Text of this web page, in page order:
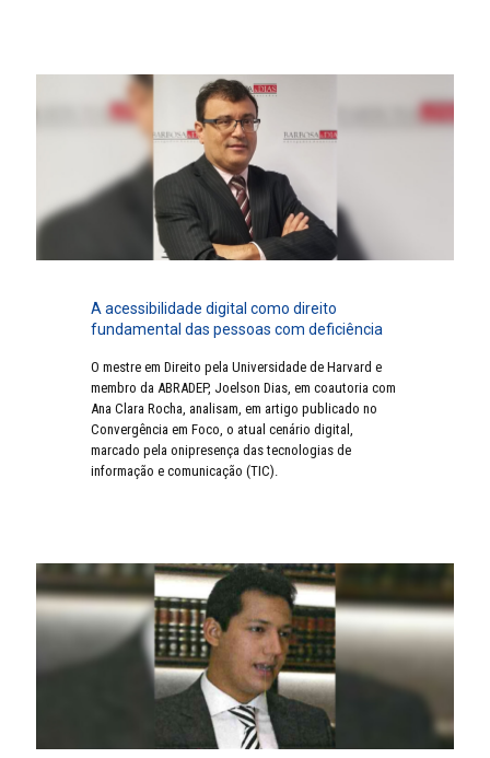
A acessibilidade digital como direito
fundamental das pessoas com deficiência
O mestre em Direito pela Universidade de Harvard e
membro da ABRADEP, Joelson Dias, em coautoria com
Ana Clara Rocha, analisam, em artigo publicado no
Convergência em Foco, o atual cenário digital,
marcado pela onipresença das tecnologias de
informação e comunicação (TIC).